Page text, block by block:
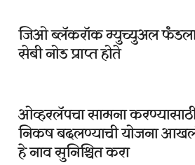
जिओ ब्लॅकरॉक म्युच्युअल
सेबी नोड प्राप्त होते
ओव्हरलॅपचा सामना
निकष बदलण्याची योजना
हे नाव सुनिश्चित करा